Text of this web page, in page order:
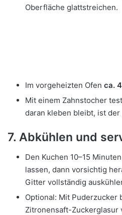
Oberfläche glattstreichen.
Im vorgeheizten Ofen ca.
Mit einem Zahnstocher
daran kleben bleibt, ist
7. Abkühlen und
Den Kuchen 10–15
lassen, dann vorsichtig
Gitter vollständig
Optional: Mit Puderzucker
Zitronensaft-Zuckerglasur